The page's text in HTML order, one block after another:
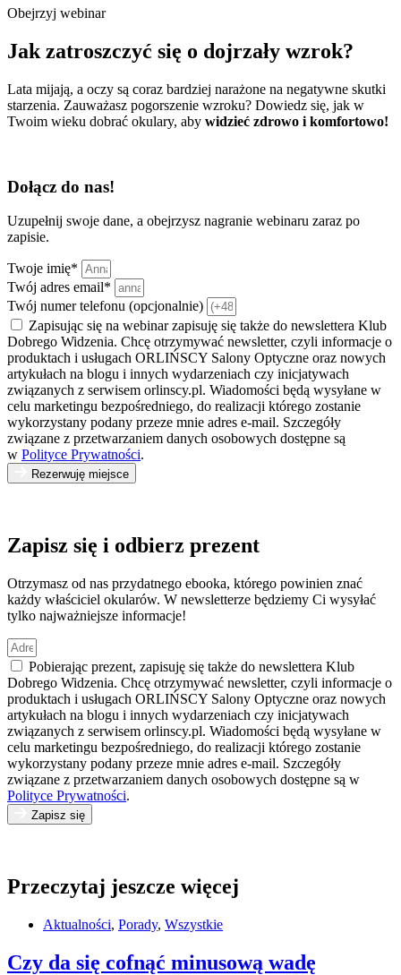
Obejrzyj webinar
Jak zatroszczyć się o dojrzały wzrok?
Lata mijają, a oczy są coraz bardziej narażone na negatywne skutki
starzenia. Zauważasz pogorszenie wzroku? Dowiedz się, jak w
Twoim wieku dobrać okulary, aby widzieć zdrowo i komfortowo!
Dołącz do nas!
Uzupełnij swoje dane, a obejrzysz nagranie webinaru zaraz po
zapisie.
Twoje imię*
Twój adres email*
Twój numer telefonu (opcjonalnie)
Zapisując się na webinar zapisuję się także do newslettera Klub
Dobrego Widzenia. Chcę otrzymywać newsletter, czyli informacje o
produktach i usługach ORLIŃSCY Salony Optyczne oraz nowych
artykułach na blogu i innych wydarzeniach czy inicjatywach
związanych z serwisem orlinscy.pl. Wiadomości będą wysyłane w
celu marketingu bezpośredniego, do realizacji którego zostanie
wykorzystany podany przeze mnie adres e-mail. Szczegóły
związane z przetwarzaniem danych osobowych dostępne są
w Polityce Prywatności.
Rezerwuję miejsce
Zapisz się i odbierz prezent
Otrzymasz od nas przydatnego ebooka, którego powinien znać
każdy właściciel okularów. W newsletterze będziemy Ci wysyłać
tylko najważniejsze informacje!
Pobierając prezent, zapisuję się także do newslettera Klub
Dobrego Widzenia. Chcę otrzymywać newsletter, czyli informacje o
produktach i usługach ORLIŃSCY Salony Optyczne oraz nowych
artykułach na blogu i innych wydarzeniach czy inicjatywach
związanych z serwisem orlinscy.pl. Wiadomości będą wysyłane w
celu marketingu bezpośredniego, do realizacji którego zostanie
wykorzystany podany przeze mnie adres e-mail. Szczegóły
związane z przetwarzaniem danych osobowych dostępne są w
Polityce Prywatności.
Zapisz się
Przeczytaj jeszcze więcej
Aktualności, Porady, Wszystkie
Czy da się cofnąć minusową wadę